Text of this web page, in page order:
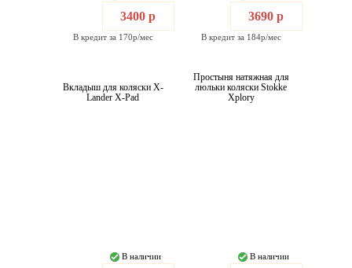
3400 р
В кредит за 170р/мес
3690 р
В кредит за 184р/мес
Вкладыш для коляски X-
Lander X-Pad
В наличии
Простыня натяжная для
люльки коляски Stokke
Xplory
В наличии